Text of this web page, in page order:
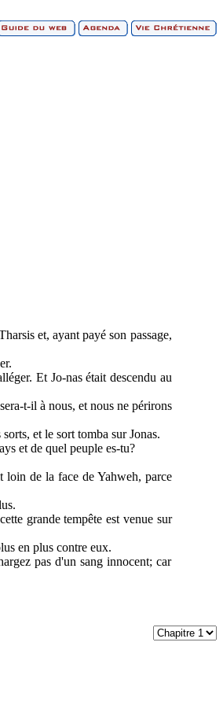
et, ayant payé son passage,
Et Jo-nas était descendu au
t-il à nous, et nous ne périrons
et le sort tomba sur Jonas.
et de quel peuple es-tu?
de la face de Yahweh, parce
grande tempête est venue sur
en plus contre eux.
pas d'un sang innocent; car